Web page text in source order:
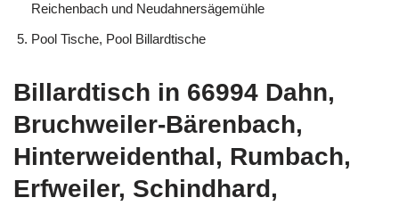
Reichenbach und Neudahnersägemühle
Pool Tische, Pool Billardtische
Billardtisch in 66994 Dahn,
Bruchweiler-Bärenbach,
Hinterweidenthal, Rumbach,
Erfweiler, Schindhard,